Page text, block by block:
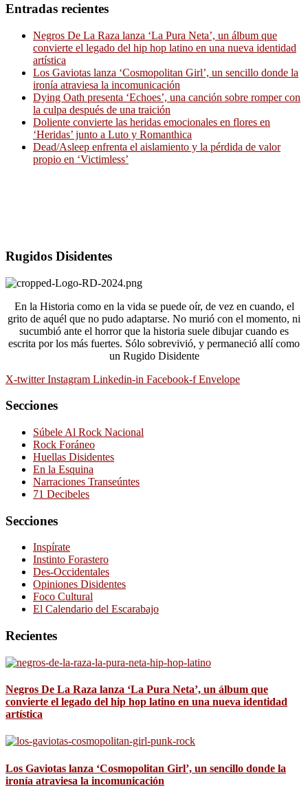
Entradas recientes
Negros De La Raza lanza ‘La Pura Neta’, un álbum que
convierte el legado del hip hop latino en una nueva identidad
artística
Los Gaviotas lanza ‘Cosmopolitan Girl’, un sencillo donde la
ironía atraviesa la incomunicación
Dying Oath presenta ‘Echoes’, una canción sobre romper con
la culpa después de una traición
Doliente convierte las heridas emocionales en flores en
‘Heridas’ junto a Luto y Romanthica
Dead/Asleep enfrenta el aislamiento y la pérdida de valor
propio en ‘Victimless’
Rugidos Disidentes
En la Historia como en la vida se puede oír, de vez en cuando, el
grito de aquél que no pudo adaptarse. No murió con el momento, ni
sucumbió ante el horror que la historia suele dibujar cuando es
escrita por los más fuertes. Sólo sobrevivió, y permaneció allí como
un Rugido Disidente
X-twitter Instagram Linkedin-in Facebook-f Envelope
Secciones
Súbele Al Rock Nacional
Rock Foráneo
Huellas Disidentes
En la Esquina
Narraciones Transeúntes
71 Decibeles
Secciones
Inspírate
Instinto Forastero
Des-Occidentales
Opiniones Disidentes
Foco Cultural
El Calendario del Escarabajo
Recientes
Negros De La Raza lanza ‘La Pura Neta’, un álbum que
convierte el legado del hip hop latino en una nueva identidad
artística
Los Gaviotas lanza ‘Cosmopolitan Girl’, un sencillo donde la
ironía atraviesa la incomunicación